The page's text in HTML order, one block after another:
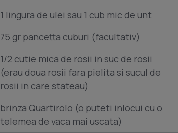
1 lingura de ulei sau 1 cub mic de unt
75 gr pancetta cuburi (facultativ)
1/2 cutie mica de rosii in suc de rosii
(erau doua rosii fara pielita si sucul de
rosii in care stateau)
brinza Quartirolo (o puteti inlocui cu o
telemea de vaca mai uscata)